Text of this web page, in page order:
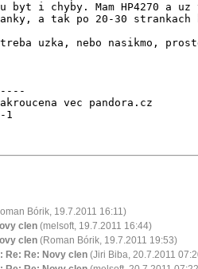
byt i chyby. Mam HP4270 a
uzka, nebo nasikmo,
vec pandora.cz
1
Bórik, 19.7.2011 16:11)
clen (melsoft, 19.7.2011 16:44)
clen (Roman Bórik, 19.7.2011 19:53)
Re: Re: Novy clen (Jiri Biba, 20.7.2011